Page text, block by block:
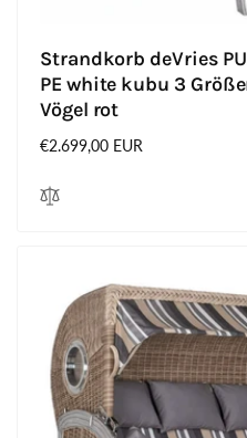
Strandkorb deVries
PE white kubu 3
Vögel rot
Normaler
€2.699,00 EUR